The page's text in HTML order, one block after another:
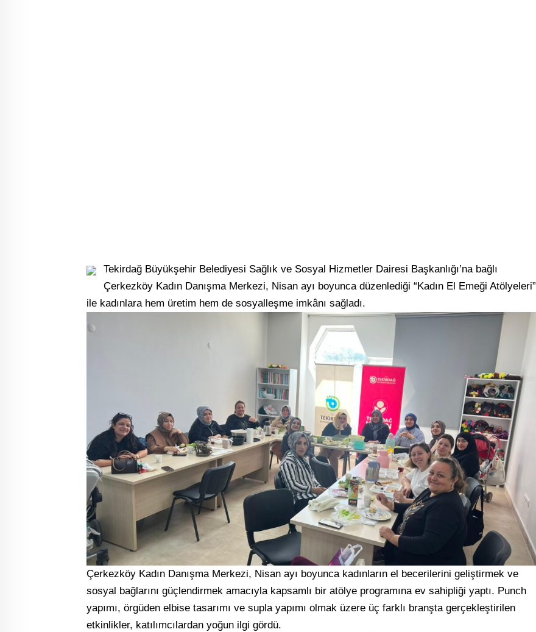
Tekirdağ Büyükşehir Belediyesi Sağlık ve Sosyal Hizmetler Dairesi Başkanlığı’na bağlı
Çerkezköy Kadın Danışma Merkezi, Nisan ayı boyunca düzenlediği “Kadın El Emeği Atölyeleri”
ile kadınlara hem üretim hem de sosyalleşme imkânı sağladı.
Çerkezköy Kadın Danışma Merkezi, Nisan ayı boyunca kadınların el becerilerini geliştirmek ve
sosyal bağlarını güçlendirmek amacıyla kapsamlı bir atölye programına ev sahipliği yaptı. Punch
yapımı, örgüden elbise tasarımı ve supla yapımı olmak üzere üç farklı branşta gerçekleştirilen
etkinlikler, katılımcılardan yoğun ilgi gördü.